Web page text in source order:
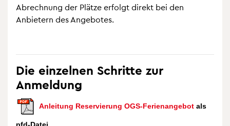
Abrech­nung der Plätze erfolgt direkt bei den
Anbie­tern des Ange­bo­tes.
Die ein­zel­nen Schritte zur
Anmel­dung
Anlei­tung Reser­vie­rung OGS-Feri­en­an­ge­bot als